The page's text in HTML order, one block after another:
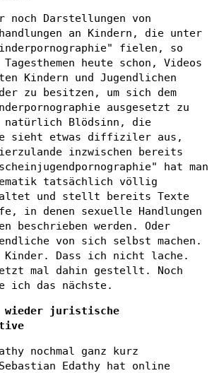
noch Darstellungen von
an Kindern, die unter
fielen, so
heute schon, Videos
Kindern und Jugendlichen
zu besitzen, um sich dem
ausgesetzt zu
natürlich Blödsinn, die
sieht etwas diffiziler aus,
inzwischen bereits
hat man
tatsächlich völlig
und stellt bereits Texte
in denen sexuelle Handlungen
beschrieben werden. Oder
von sich selbst machen.
Kinder. Dass ich nicht lache.
mal dahin gestellt. Noch
ich das nächste.
wieder juristische
nochmal ganz kurz
Edathy hat online